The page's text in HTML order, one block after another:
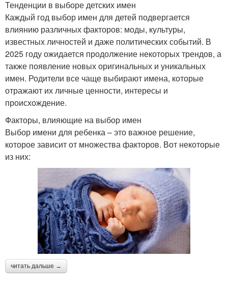
Тенденции в выборе детских имен
Каждый год выбор имен для детей подвергается
влиянию различных факторов: моды, культуры,
известных личностей и даже политических событий. В
2025 году ожидается продолжение некоторых трендов, а
также появление новых оригинальных и уникальных
имен. Родители все чаще выбирают имена, которые
отражают их личные ценности, интересы и
происхождение.
Факторы, влияющие на выбор имен
Выбор имени для ребенка – это важное решение,
которое зависит от множества факторов. Вот некоторые
из них:
читать дальше →